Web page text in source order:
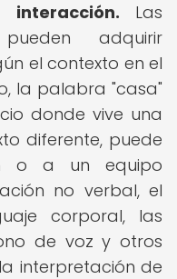
Las
adquirir
el contexto en el
la palabra "casa"
donde vive una
diferente, puede
o a un equipo
no verbal, el
corporal, las
de voz y otros
interpretación de